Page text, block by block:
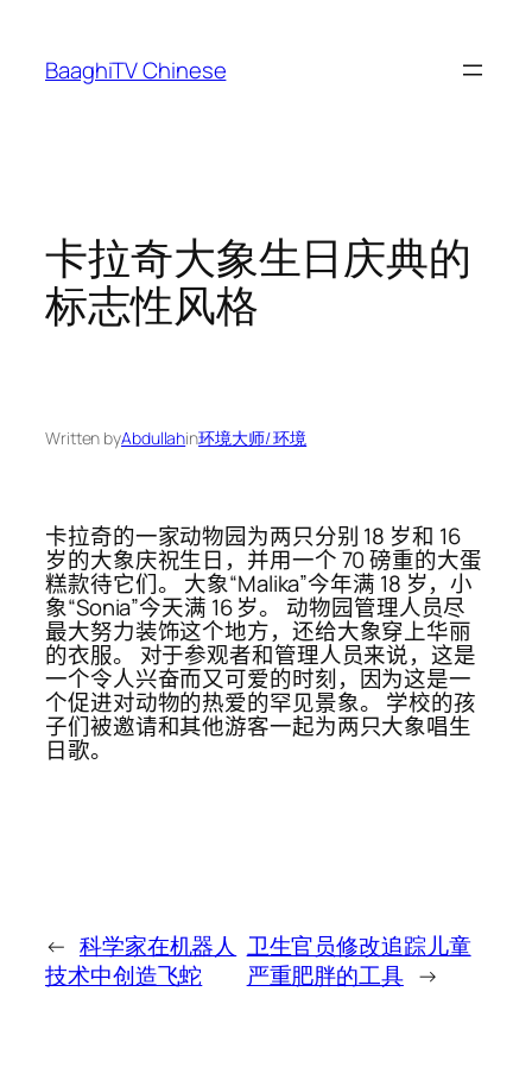
content
BaaghiTV Chinese
卡拉奇大象生日庆典的
标志性风格
Written byAbdullahin环境大师/ 环境
卡拉奇的一家动物园为两只分别 18 岁和 16
岁的大象庆祝生日，并用一个 70 磅重的大蛋
糕款待它们。 大象“Malika”今年满 18 岁，小
象“Sonia”今天满 16 岁。 动物园管理人员尽
最大努力装饰这个地方，还给大象穿上华丽
的衣服。 对于参观者和管理人员来说，这是
一个令人兴奋而又可爱的时刻，因为这是一
个促进对动物的热爱的罕见景象。 学校的孩
子们被邀请和其他游客一起为两只大象唱生
日歌。
← 科学家在机器人
技术中创造飞蛇
卫生官员修改追踪儿童
严重肥胖的工具 →